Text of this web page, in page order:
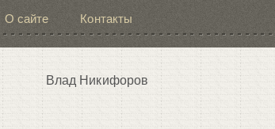
О сайте Контакты
Влад Никифоров